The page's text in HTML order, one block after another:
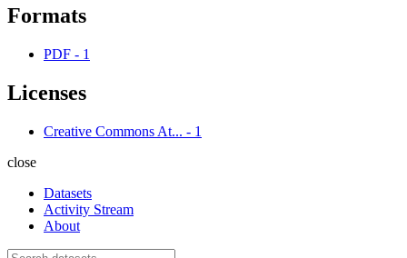
Formats
PDF - 1
Licenses
Creative Commons At... - 1
close
Datasets
Activity Stream
About